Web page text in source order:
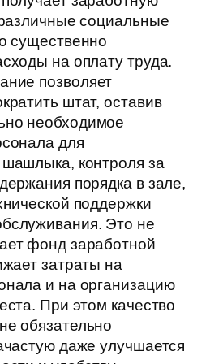
социальные
существенно
на оплату труда.
позволяет
штат, оставив
необходимое
для
шашлыка, контроля за
порядка в зале,
поддержки
Это не
фонд заработной
затраты на
и на организацию
При этом качество
обязательно
даже улучшается